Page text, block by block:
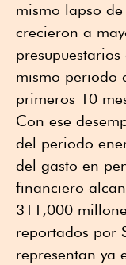
mismo lapso
crecieron a
mismo periodo
primeros 10
Con ese
del periodo
del gasto en
financiero
311,000
reportados por
representan ya